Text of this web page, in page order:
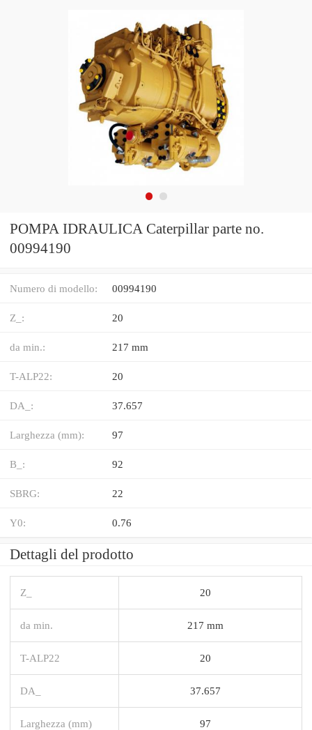
POMPA IDRAULICA Caterpillar parte no.
00994190
Numero di modello: 00994190
Z_: 20
da min.: 217 mm
T-ALP22: 20
DA_: 37.657
Larghezza (mm): 97
B_: 92
SBRG: 22
Y0: 0.76
Dettagli del prodotto
Z_ 20
da min. 217 mm
T-ALP22 20
DA_ 37.657
Larghezza (mm) 97